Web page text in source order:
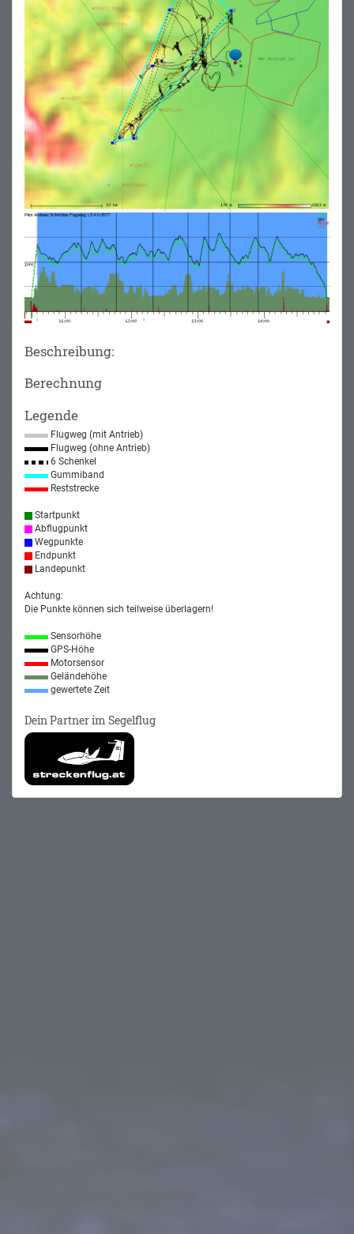
Beschreibung:
Berechnung
Legende
Flugweg (mit Antrieb)
Flugweg (ohne Antrieb)
6 Schenkel
Gummiband
Reststrecke
Startpunkt
Abflugpunkt
Wegpunkte
Endpunkt
Landepunkt
Achtung:
Die Punkte können sich teilweise überlagern!
Sensorhöhe
GPS-Höhe
Motorsensor
Geländehöhe
gewertete Zeit
Dein Partner im Segelflug